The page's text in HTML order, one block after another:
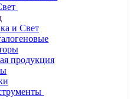
и Свет
продукция